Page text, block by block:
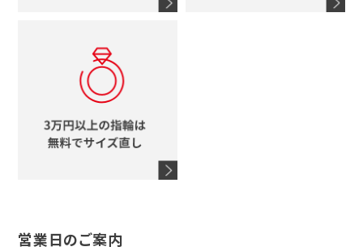
スタージュエリー
ウノアエレ
タグホイヤー
営業日のご案内